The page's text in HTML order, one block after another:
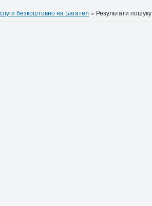
безкоштовно на Багател » Результати пошуку